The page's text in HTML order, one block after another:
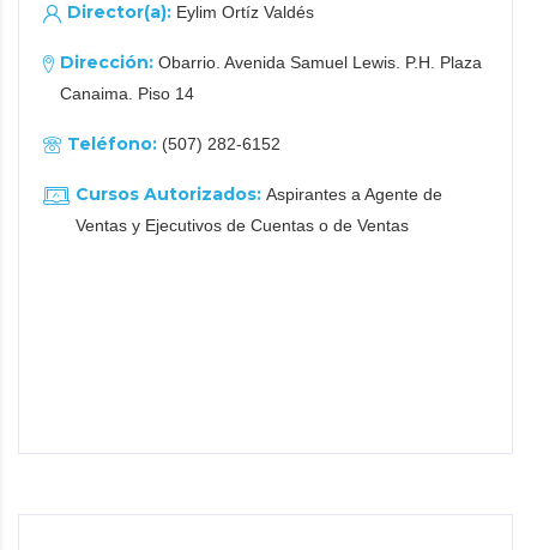
Director(a): Eylim Ortíz Valdés
Dirección: Obarrio. Avenida Samuel Lewis. P.H. Plaza
Canaima. Piso 14
Teléfono: (507) 282-6152
Cursos Autorizados: Aspirantes a Agente de
Ventas y Ejecutivos de Cuentas o de Ventas